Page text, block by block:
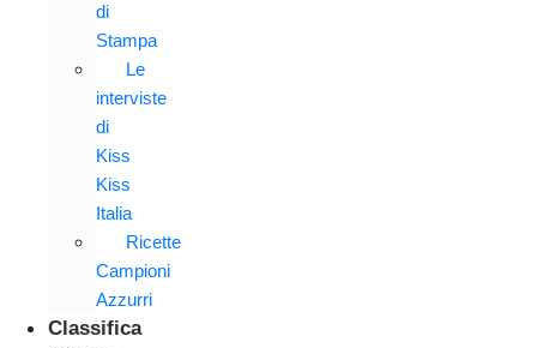
di
Stampa
Le
interviste
di
Kiss
Kiss
Italia
Ricette
Campioni
Azzurri
Classifica